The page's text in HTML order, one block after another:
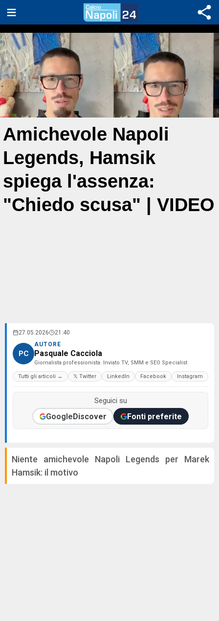
Amichevole Napoli
Legends, Hamsik
spiega l'assenza:
"Chiedo scusa" | VIDEO
27.05.2026 21:40
PC
AUTORE
Pasquale Cacciola
Giornalista professionista. Inviato TV, SMM e SEO Specialist
Tutti gli articoli → 𝕏 Twitter LinkedIn Facebook Instagram
Seguici su
GoogleDiscover Fonti preferite
Niente amichevole Napoli Legends per Marek
Hamsik: il motivo